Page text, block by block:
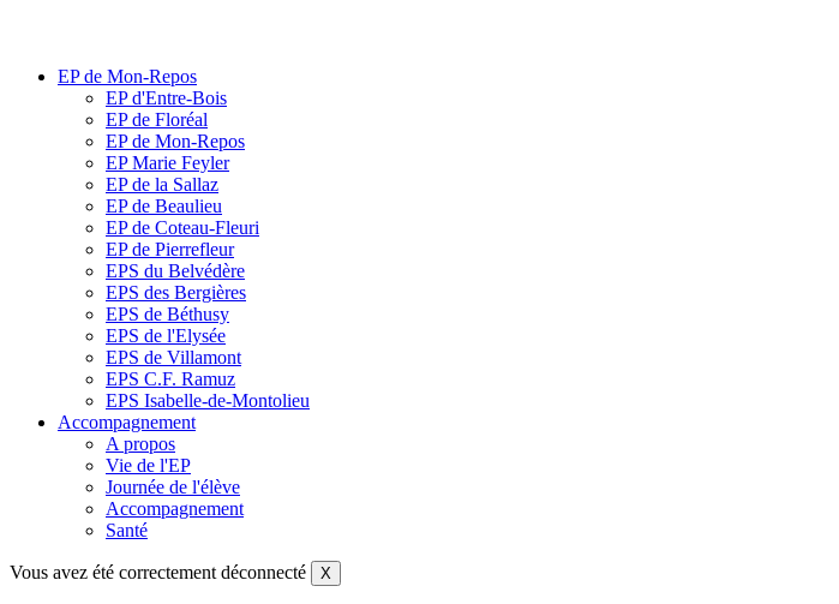
EP de Mon-Repos
EP d'Entre-Bois
EP de Floréal
EP de Mon-Repos
EP Marie Feyler
EP de la Sallaz
EP de Beaulieu
EP de Coteau-Fleuri
EP de Pierrefleur
EPS du Belvédère
EPS des Bergières
EPS de Béthusy
EPS de l'Elysée
EPS de Villamont
EPS C.F. Ramuz
EPS Isabelle-de-Montolieu
Accompagnement
A propos
Vie de l'EP
Journée de l'élève
Accompagnement
Santé
Vous avez été correctement déconnecté X